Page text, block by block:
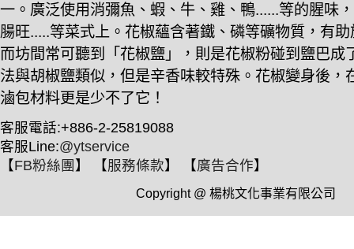
一。廣泛使用消彌魚、蝦、牛、雞、鴨......等的腥味
腸旺.....等菜式上。花椒蘊含著鐵、磷等礦物質，有
而坊間常可聽到「花椒鹽」，則是花椒粉碰到鹽巴
法與胡椒鹽類似，但是辛香味較特殊。花椒變身後，
滷包材料更是少不了它！
客服電話:+886-2-25819088
客服Line:@ytservice
【FB粉絲團 】 【服務條款】 【廣告合作】
Copyright @ 楊桃文化事業有限公司